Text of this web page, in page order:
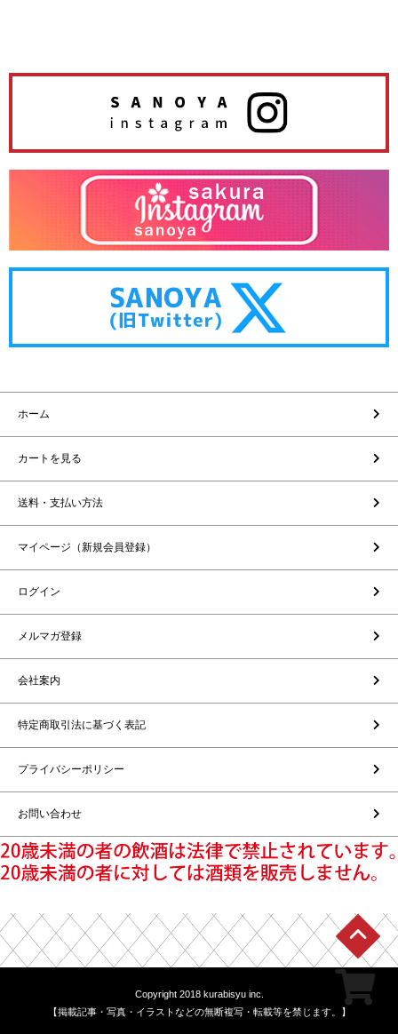
ホーム
カートを見る
送料・支払い方法
マイページ（新規会員登録）
ログイン
メルマガ登録
会社案内
特定商取引法に基づく表記
プライバシーポリシー
お問い合わせ
Copyright 2018 kurabisyu inc.
【掲載記事・写真・イラストなどの無断複写・転載等を禁じます。】